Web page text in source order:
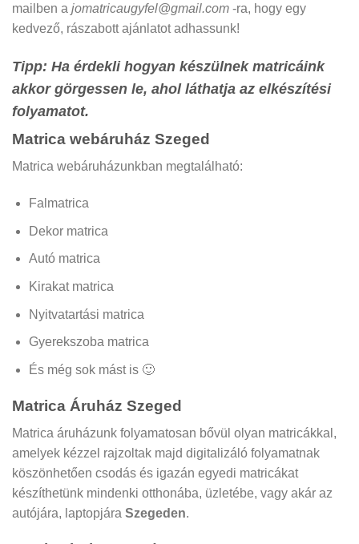
mailben a jomatricaugyfel@gmail.com -ra, hogy egy
kedvező, rászabott ajánlatot adhassunk!
Tipp: Ha érdekli hogyan készülnek matricáink
akkor görgessen le, ahol láthatja az elkészítési
folyamatot.
Matrica webáruház Szeged
Matrica webáruházunkban megtalálható:
Falmatrica
Dekor matrica
Autó matrica
Kirakat matrica
Nyitvatartási matrica
Gyerekszoba matrica
És még sok mást is 🙂
Matrica Áruház Szeged
Matrica áruházunk folyamatosan bővül olyan matricákkal,
amelyek kézzel rajzoltak majd digitalizáló folyamatnak
köszönhetően csodás és igazán egyedi matricákat
készíthetünk mindenki otthonába, üzletébe, vagy akár az
autójára, laptopjára Szegeden.